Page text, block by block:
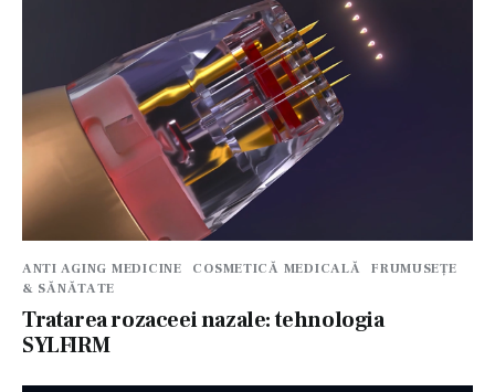
ANTI AGING MEDICINE COSMETICĂ MEDICALĂ
FRUMUSEȚE
& SĂNĂTATE
Tratarea rozaceei nazale: tehnologia
SYLFIRM